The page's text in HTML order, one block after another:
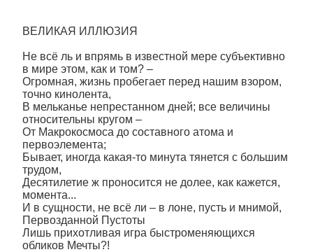
ВЕЛИКАЯ ИЛЛЮЗИЯ
Не всё ль и впрямь в известной мере субъективно
в мире этом, как и том? –
Огромная, жизнь пробегает перед нашим взором,
точно кинолента,
В мельканье непрестанном дней; все величины
относительны кругом –
От Макрокосмоса до составного атома и
первоэлемента;
Бывает, иногда какая-то минута тянется с большим
трудом,
Десятилетие ж проносится не долее, как кажется,
момента...
И в сущности, не всё ли – в лоне, пусть и мнимой,
Первозданной Пустоты
Лишь прихотливая игра быстроменяющихся
обликов Мечты?!